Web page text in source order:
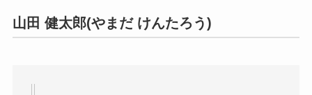
山田 健太郎(やまだ けんたろう)